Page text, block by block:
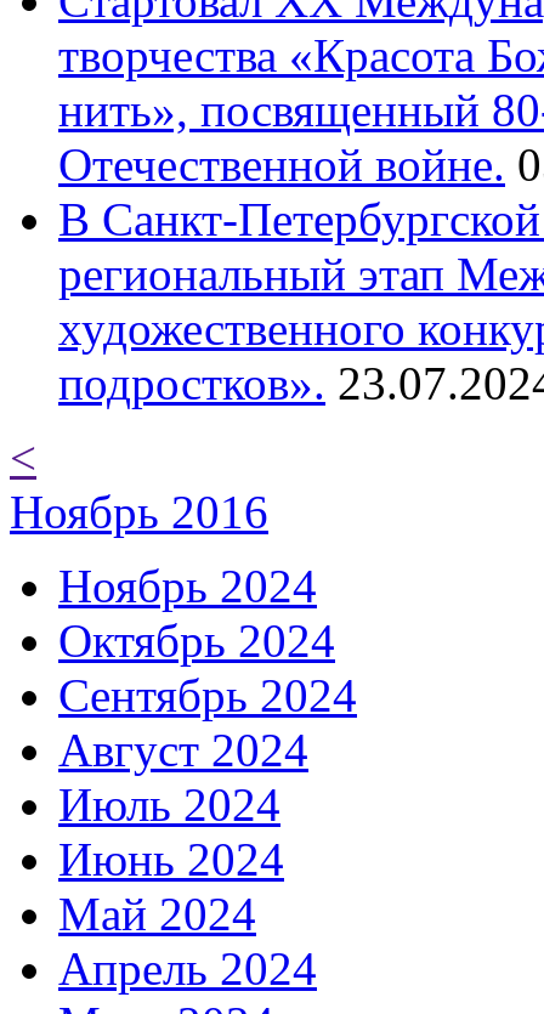
творчества «Красота
нить», посвященный
Отечественной войне.
В Санкт-
региональный этап
художественного
подростков».
<
Ноябрь 2016
Ноябрь 2024
Октябрь 2024
Сентябрь 2024
Август 2024
Июль 2024
Июнь 2024
Май 2024
Апрель 2024